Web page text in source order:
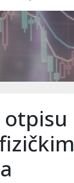
otpisu